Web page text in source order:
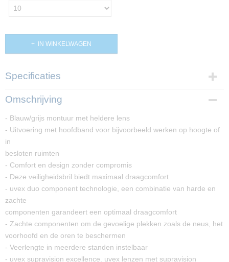
IN WINKELWAGEN
Specificaties
Productcode
Omschrijving
- Blauw/grijs montuur met heldere lens
- Uitvoering met hoofdband voor bijvoorbeeld werken op hoogte of
in
besloten ruimten
- Comfort en design zonder compromis
- Deze veiligheidsbril biedt maximaal draagcomfort
- uvex duo component technologie, een combinatie van harde en
zachte
componenten garandeert een optimaal draagcomfort
- Zachte componenten om de gevoelige plekken zoals de neus, het
voorhoofd en de oren te beschermen
- Veerlengte in meerdere standen instelbaar
- uvex supravision excellence. uvex lenzen met supravision